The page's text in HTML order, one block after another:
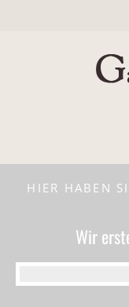
HIER HABEN
Wir